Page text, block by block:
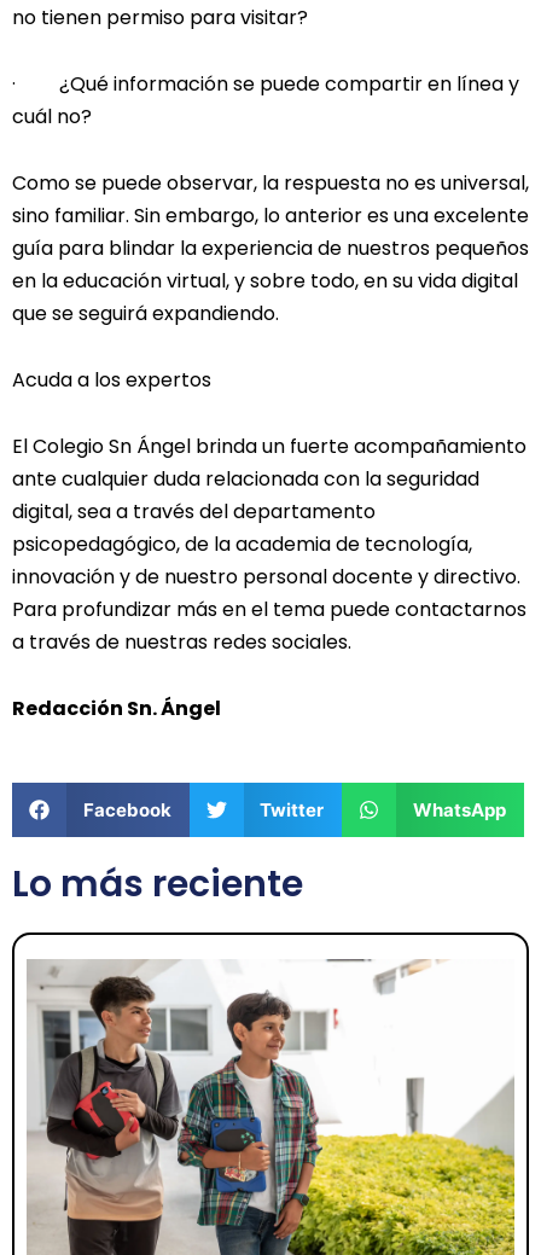
no tienen permiso para visitar?
· ¿Qué información se puede compartir en línea y
cuál no?
Como se puede observar, la respuesta no es universal,
sino familiar. Sin embargo, lo anterior es una excelente
guía para blindar la experiencia de nuestros pequeños
en la educación virtual, y sobre todo, en su vida digital
que se seguirá expandiendo.
Acuda a los expertos
El Colegio Sn Ángel brinda un fuerte acompañamiento
ante cualquier duda relacionada con la seguridad
digital, sea a través del departamento
psicopedagógico, de la academia de tecnología,
innovación y de nuestro personal docente y directivo.
Para profundizar más en el tema puede contactarnos
a través de nuestras redes sociales.
Redacción Sn. Ángel
Facebook Twitter WhatsApp
Lo más reciente